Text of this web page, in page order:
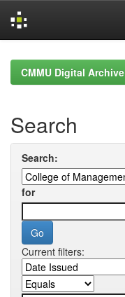
navigationCMMU Digital Archive
Search
Search:
for
Current filters: